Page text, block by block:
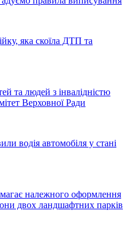
яка скоїла ДТП та
та людей з інвалідністю
Верховної Ради
водія автомобіля у стані
належного оформлення
двох ландшафтних парків